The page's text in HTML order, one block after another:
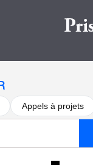
Appels à projets